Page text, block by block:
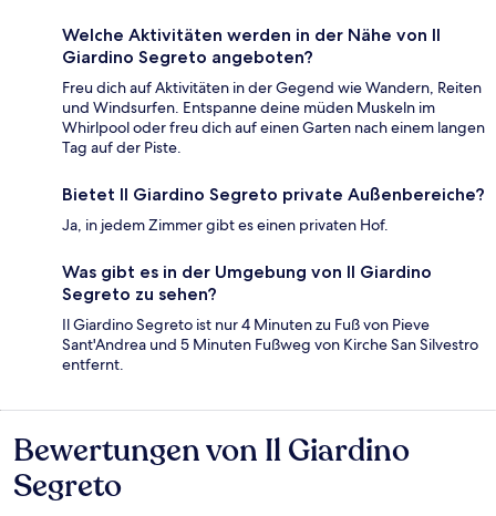
Welche Aktivitäten werden in der Nähe von Il
Giardino Segreto angeboten?
Freu dich auf Aktivitäten in der Gegend wie Wandern, Reiten
und Windsurfen. Entspanne deine müden Muskeln im
Whirlpool oder freu dich auf einen Garten nach einem langen
Tag auf der Piste.
Bietet Il Giardino Segreto private Außenbereiche?
Ja, in jedem Zimmer gibt es einen privaten Hof.
Was gibt es in der Umgebung von Il Giardino
Segreto zu sehen?
Il Giardino Segreto ist nur 4 Minuten zu Fuß von Pieve
Sant'Andrea und 5 Minuten Fußweg von Kirche San Silvestro
entfernt.
Bewertungen
Bewertungen von Il Giardino
Segreto